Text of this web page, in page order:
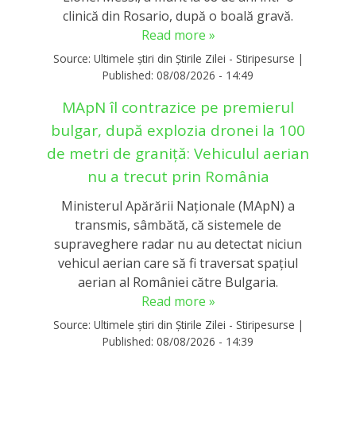
clinică din Rosario, după o boală gravă.
Read more »
Source: Ultimele știri din Știrile Zilei - Stiripesurse |
Published: 08/08/2026 - 14:49
MApN îl contrazice pe premierul
bulgar, după explozia dronei la 100
de metri de graniță: Vehiculul aerian
nu a trecut prin România
Ministerul Apărării Naționale (MApN) a
transmis, sâmbătă, că sistemele de
supraveghere radar nu au detectat niciun
vehicul aerian care să fi traversat spațiul
aerian al României către Bulgaria.
Read more »
Source: Ultimele știri din Știrile Zilei - Stiripesurse |
Published: 08/08/2026 - 14:39